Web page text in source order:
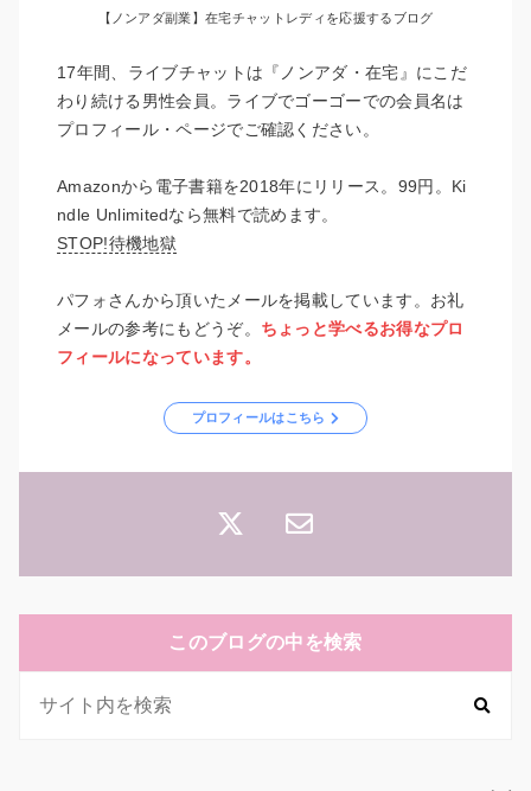
【ノンアダ副業】在宅チャットレディを応援するブログ
17年間、ライブチャットは『ノンアダ・在宅』にこだ
わり続ける男性会員。ライブでゴーゴーでの会員名は
プロフィール・ページでご確認ください。
Amazonから電子書籍を2018年にリリース。99円。Ki
ndle Unlimitedなら無料で読めます。
STOP!待機地獄
パフォさんから頂いたメールを掲載しています。お礼
メールの参考にもどうぞ。 ちょっと学べるお得なプロ
フィールになっています。
プロフィールはこちら
このブログの中を検索